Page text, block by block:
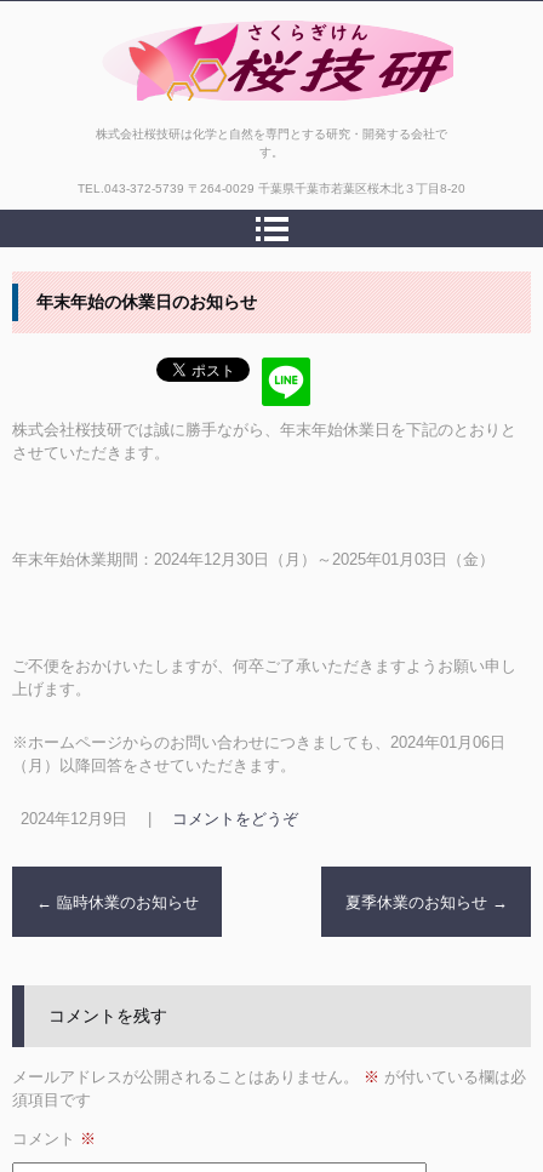
株式会社桜技研は化学と自然を専門とする研究・開発する会社で
す。
TEL. 043-372-5739 〒264-0029 千葉県千葉市若葉区桜木北３丁目8-20
年末年始の休業日のお知らせ
株式会社桜技研では誠に勝手ながら、年末年始休業日を下記のとおりと
させていただきます。
年末年始休業期間：2024年12月30日（月）～2025年01月03日（金）
ご不便をおかけいたしますが、何卒ご了承いただきますようお願い申し
上げます。
※ホームページからのお問い合わせにつきましても、2024年01月06日
（月）以降回答をさせていただきます。
2024年12月9日 コメントをどうぞ
← 臨時休業のお知らせ 夏季休業のお知らせ →
コメントを残す
メールアドレスが公開されることはありません。 ※ が付いている欄は必
須項目です
コメント ※